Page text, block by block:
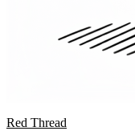
Red Thread